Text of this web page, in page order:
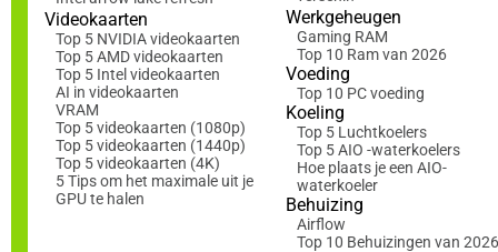
Videokaarten
Top 5 NVIDIA videokaarten
Top 5 AMD videokaarten
Top 5 Intel videokaarten
AI in videokaarten
VRAM
Top 5 videokaarten (1080p)
Top 5 videokaarten (1440p)
Top 5 videokaarten (4K)
5 Tips om het maximale uit je
GPU te halen
Werkgeheugen
Gaming RAM
Top 10 Ram van 2026
Voeding
Top 10 PC voeding
Koeling
Top 5 Luchtkoelers
Top 5 AIO -waterkoelers
Hoe plaats je een AIO-
waterkoeler
Behuizing
Airflow
Top 10 Behuizingen van